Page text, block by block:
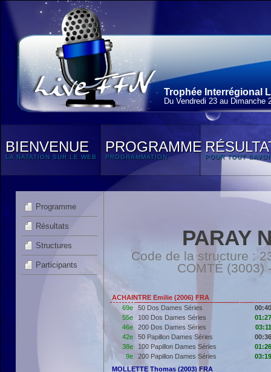
Trophée Interrégional
Du Vendredi 23 au Dimanche
BIENVENUE
LA NATATION SUR LE WEB
PROGRAMME
PROGRAMMATION POUR TOUT
Programme
Résultats
Structures
Participants
PARAY
Code de la structure :
COMTÉ (3003)
ACHAINTRE Emilie (2006) FRA
69e
50 Dos Dames Séries
55e
100 Dos Dames Séries
46e
200 Dos Dames Séries
42e
50 Papillon Dames Séries
38e
100 Papillon Dames Séries
9e
200 Papillon Dames Séries
MOLLETTE Thomas (2003) FRA